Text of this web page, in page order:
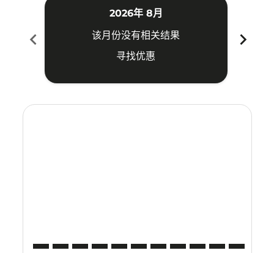
chevron_left
2026年 8月
该月份没有相关结果
寻找优惠
chevron_right